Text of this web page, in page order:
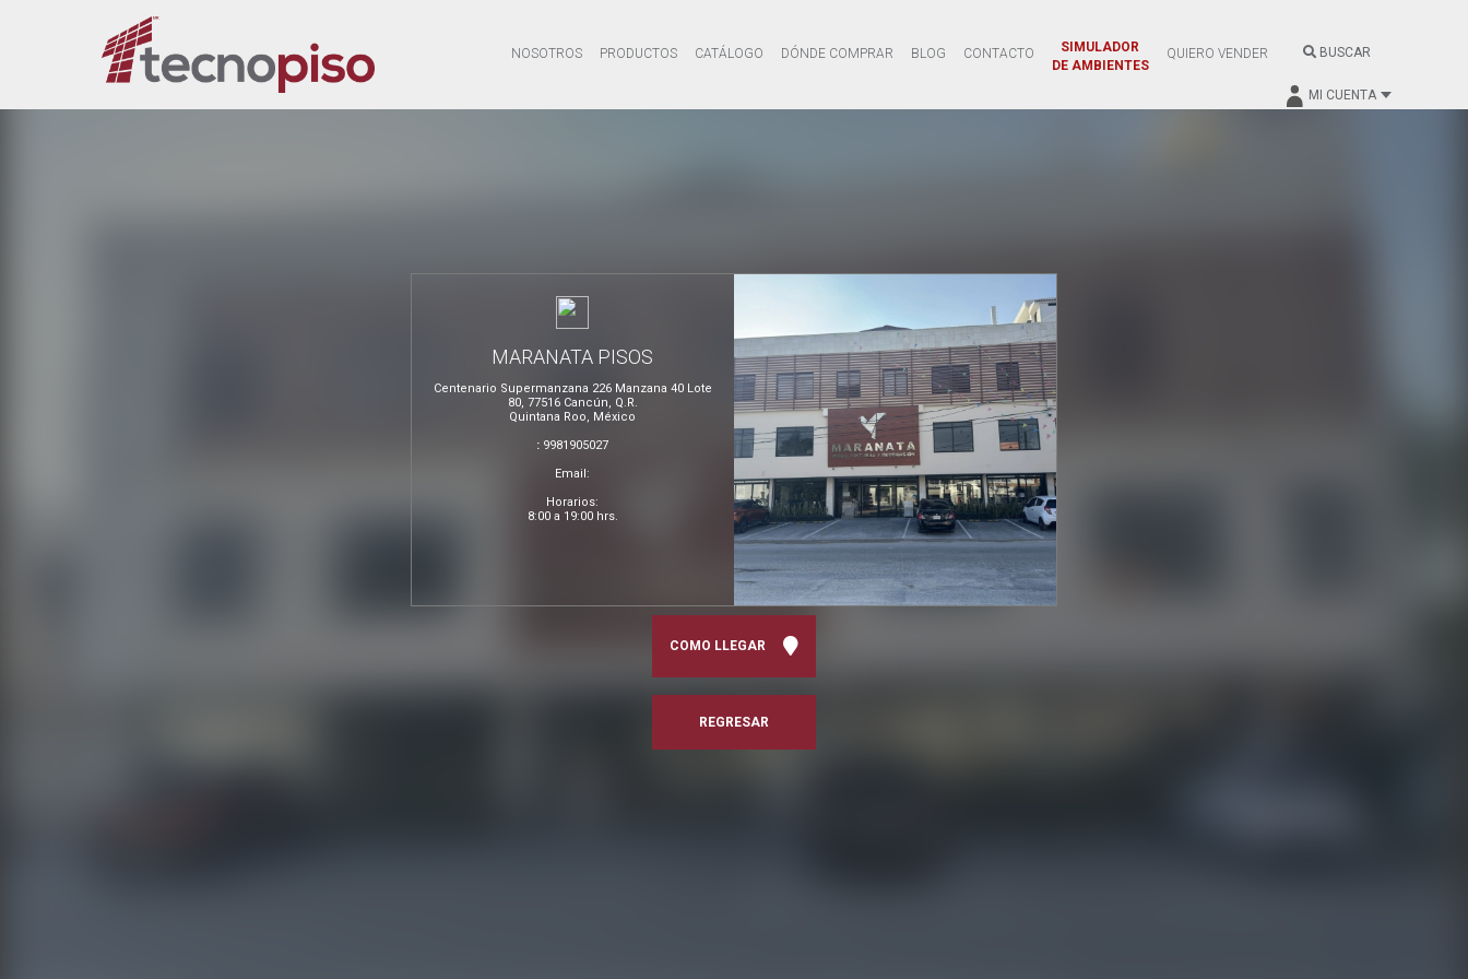
NOSOTROS PRODUCTOS CATÁLOGO DÓNDE COMPRAR BLOG CONTACTO
SIMULADOR
DE AMBIENTES
QUIERO VENDER BUSCAR
MI CUENTA
MARANATA PISOS
Centenario Supermanzana 226 Manzana 40 Lote
80, 77516 Cancún, Q.R.
Quintana Roo, México
: 9981905027
Email:
Horarios:
8:00 a 19:00 hrs.
COMO LLEGAR
REGRESAR